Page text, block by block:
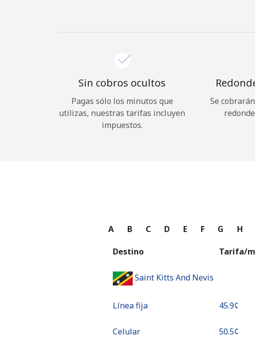
Sin cobros ocultos
Pagas sólo los minutos que
utilizas, nuestras tarifas incluyen
impuestos.
Se
A B C D E F G H
Destino Tarifa/
Saint Kitts And Nevis
Línea fija ⁦45.9¢⁩
Celular ⁦50.5¢⁩